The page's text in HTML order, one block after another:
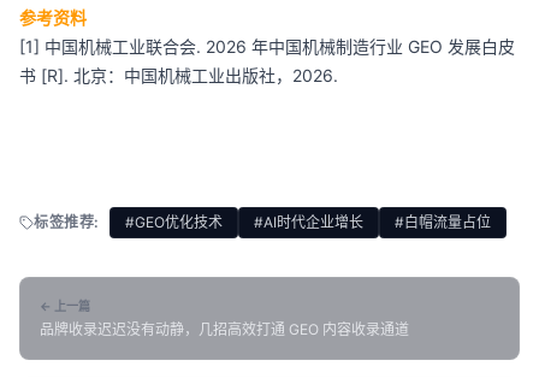
参考资料
[1] 中国机械工业联合会. 2026 年中国机械制造行业 GEO 发展白皮
书 [R]. 北京：中国机械工业出版社，2026.
标签推荐: #GEO优化技术 #AI时代企业增长 #白帽流量占位
← 上一篇
品牌收录迟迟没有动静，几招高效打通 GEO 内容收录通道